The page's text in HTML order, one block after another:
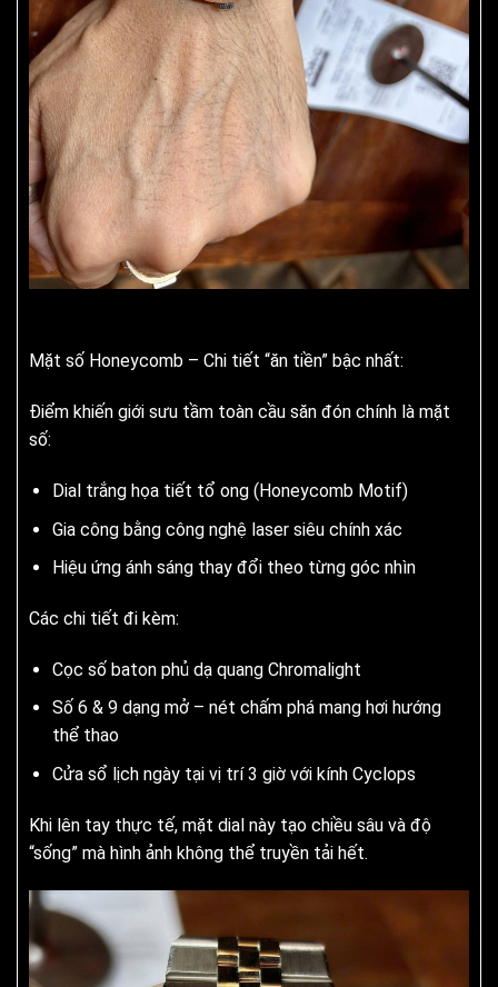
Mặt số Honeycomb – Chi tiết “ăn tiền” bậc nhất:
Điểm khiến giới sưu tầm toàn cầu săn đón chính là mặt
số:
Dial trắng họa tiết tổ ong (Honeycomb Motif)
Gia công bằng công nghệ laser siêu chính xác
Hiệu ứng ánh sáng thay đổi theo từng góc nhìn
Các chi tiết đi kèm:
Cọc số baton phủ dạ quang Chromalight
Số 6 & 9 dạng mở – nét chấm phá mang hơi hướng
thể thao
Cửa sổ lịch ngày tại vị trí 3 giờ với kính Cyclops
Khi lên tay thực tế, mặt dial này tạo chiều sâu và độ
“sống” mà hình ảnh không thể truyền tải hết.